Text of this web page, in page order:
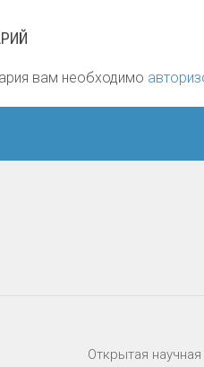
вам необходимо
Открытая